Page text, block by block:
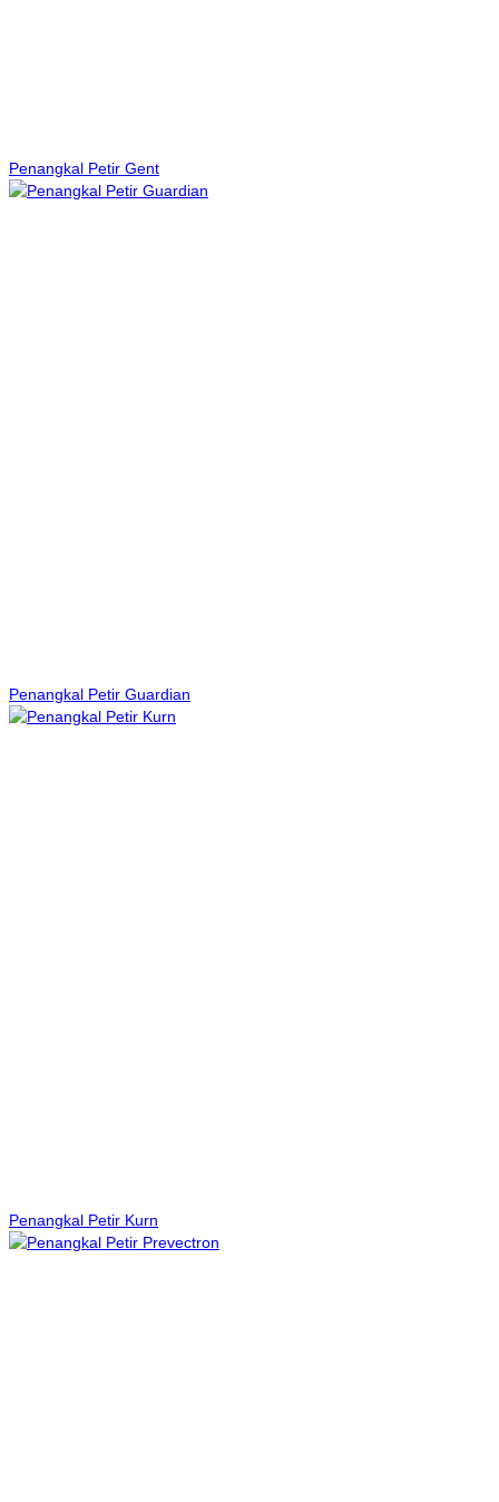
Penangkal Petir Gent
Penangkal Petir Guardian
Penangkal Petir Kurn